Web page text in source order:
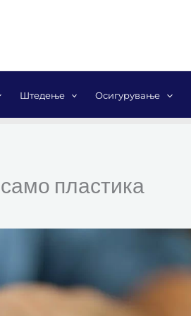
Штедење Осигурување
пластика